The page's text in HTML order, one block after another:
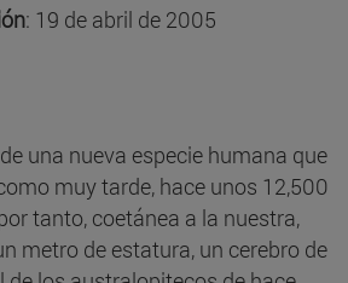
: 19 de abril de 2005
una nueva especie humana que
muy tarde, hace unos 12,500
tanto, coetánea a la nuestra,
metro de estatura, un cerebro de